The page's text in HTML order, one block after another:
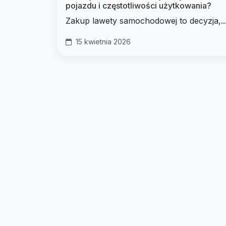
pojazdu i częstotliwości użytkowania?
Zakup lawety samochodowej to
15 kwietnia 2026